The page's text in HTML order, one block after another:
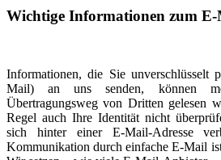
Wichtige Informationen zum
Informationen, die Sie unverschlüsselt
Mail) an uns senden, können
Übertragungsweg von Dritten gelesen
Regel auch Ihre Identität nicht
sich hinter einer E-Mail-Adresse
Kommunikation durch einfache E-Mail